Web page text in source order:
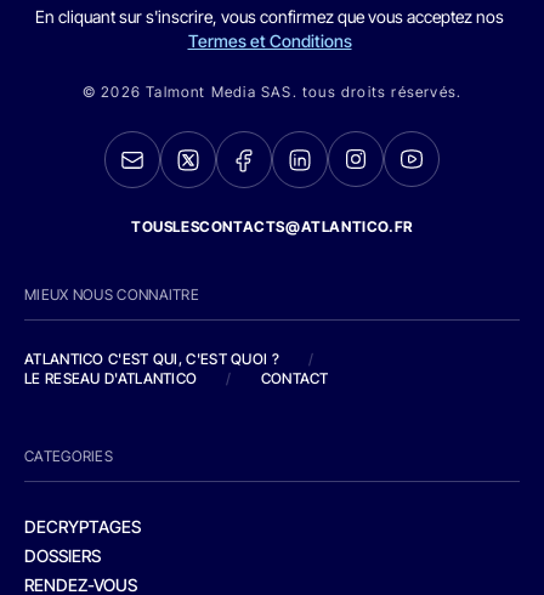
En cliquant sur s'inscrire, vous confirmez que vous acceptez nos
Termes et Conditions
© 2026 Talmont Media SAS. tous droits réservés.
TOUSLESCONTACTS@ATLANTICO.FR
MIEUX NOUS CONNAITRE
ATLANTICO C'EST QUI, C'EST QUOI ?
/
LE RESEAU D'ATLANTICO
/ CONTACT
CATEGORIES
DECRYPTAGES
DOSSIERS
RENDEZ-VOUS